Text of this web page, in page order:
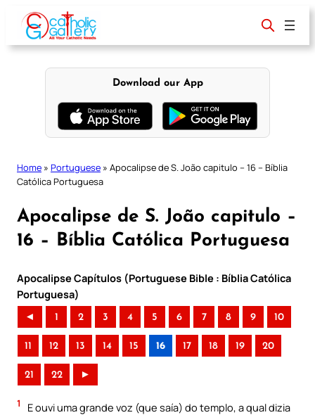
content
Download our App
Home » Portuguese » Apocalipse de S. João capitulo – 16 – Bíblia
Católica Portuguesa
Apocalipse de S. João capitulo –
16 – Bíblia Católica Portuguesa
Apocalipse Capítulos (Portuguese Bible : Bíblia Católica
Portuguesa)
◄ 1 2 3 4 5 6 7 8 9 10
11 12 13 14 15 16 17 18 19 20
21 22 ►
1
E ouvi uma grande voz (que saía) do templo, a qual dizia